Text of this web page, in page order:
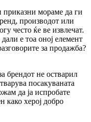
приказни мораме да ги
производот или
често ќе ве извлечат.
е тоа оној елемент
за продажба?
брендот не остварил
посакуваната
да ја испробате
како херој добро